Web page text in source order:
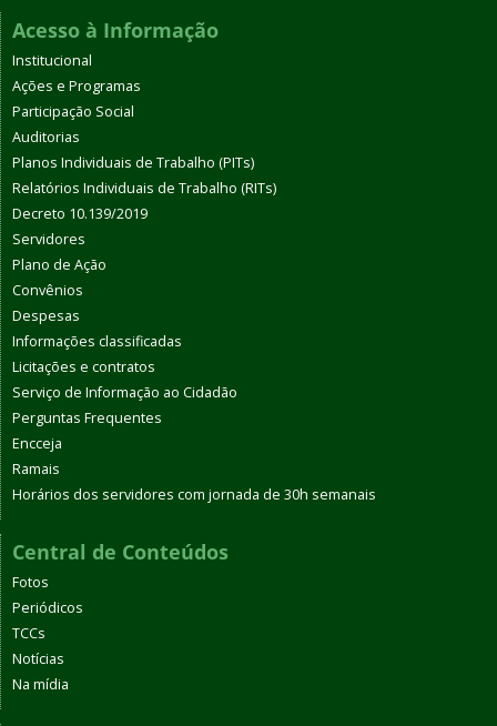
Acesso à Informação
Institucional
Ações e Programas
Participação Social
Auditorias
Planos Individuais de Trabalho (PITs)
Relatórios Individuais de Trabalho (RITs)
Decreto 10.139/2019
Servidores
Plano de Ação
Convênios
Despesas
Informações classificadas
Licitações e contratos
Serviço de Informação ao Cidadão
Perguntas Frequentes
Encceja
Ramais
Horários dos servidores com jornada de 30h semanais
Central de Conteúdos
Fotos
Periódicos
TCCs
Notícias
Na mídia